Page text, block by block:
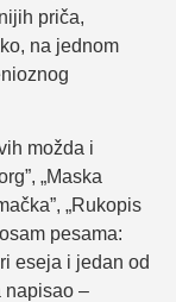
priča,
na jednom
možda i
„Maska
„Rukopis
pesama:
eseja i jedan od
napisao –